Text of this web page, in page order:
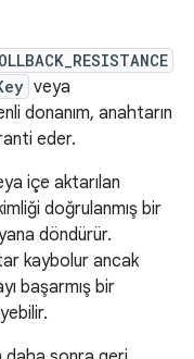
veya
donanım, anahtarın
eder.
içe aktarılan
doğrulanmış bir
döndürür.
kaybolur ancak
başarmış bir